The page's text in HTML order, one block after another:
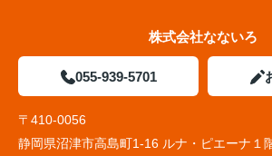
株式会社なないろ
055-939-5701
〒410-0056
静岡県沼津市高島町1-16 ルナ・ピエーナ１